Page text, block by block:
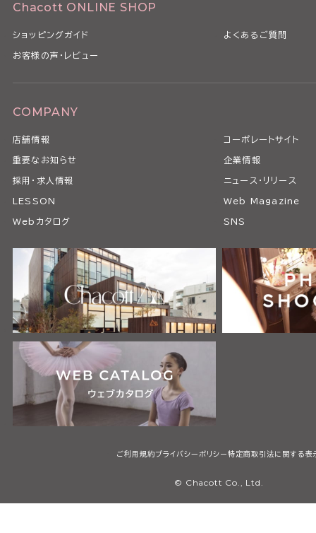
Chacott ONLINE SHOP
ショッピングガイド よくあるご質問
お客様の声・レビュー
COMPANY
店舗情報 コーポレートサイト
重要なお知らせ 企業情報
採用・求人情報 ニュース・リリース
LESSON Web Magazine
Webカタログ SNS
ご利用規約プライバシーポリシー特定商取引法に関する表
© Chacott Co., Ltd.